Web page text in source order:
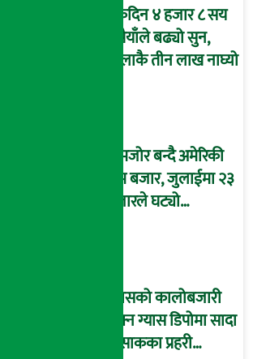
एकैदिन ४ हजार ८ सय
रुपैयाँले बढ्यो सुन,
तोलाकै तीन लाख नाघ्यो
कमजोर बन्दै अमेरिकी
श्रम बजार, जुलाईमा २३
हजारले घट्यो
ग्यासको कालोबजारी
रोक्न ग्यास डिपोमा सादा
पोसाकका प्रहरी